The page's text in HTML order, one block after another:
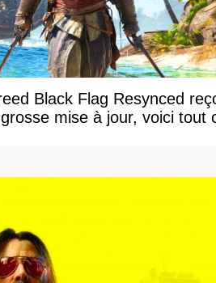
Black Flag Resynced
mise à jour, voici tout